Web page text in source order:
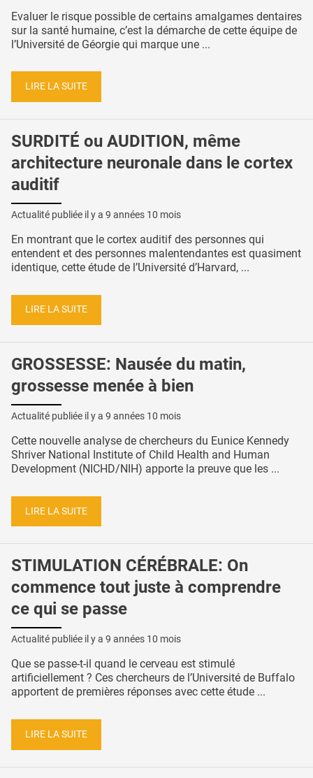
Evaluer le risque possible de certains amalgames dentaires
sur la santé humaine, c’est la démarche de cette équipe de
l’Université de Géorgie qui marque une ...
LIRE LA SUITE
SURDITÉ ou AUDITION, même
architecture neuronale dans le cortex
auditif
Actualité publiée il y a 9 années 10 mois
En montrant que le cortex auditif des personnes qui
entendent et des personnes malentendantes est quasiment
identique, cette étude de l’Université d’Harvard, ...
LIRE LA SUITE
GROSSESSE: Nausée du matin,
grossesse menée à bien
Actualité publiée il y a 9 années 10 mois
Cette nouvelle analyse de chercheurs du Eunice Kennedy
Shriver National Institute of Child Health and Human
Development (NICHD/NIH) apporte la preuve que les ...
LIRE LA SUITE
STIMULATION CÉRÉBRALE: On
commence tout juste à comprendre
ce qui se passe
Actualité publiée il y a 9 années 10 mois
Que se passe-t-il quand le cerveau est stimulé
artificiellement ? Ces chercheurs de l’Université de Buffalo
apportent de premières réponses avec cette étude ...
LIRE LA SUITE